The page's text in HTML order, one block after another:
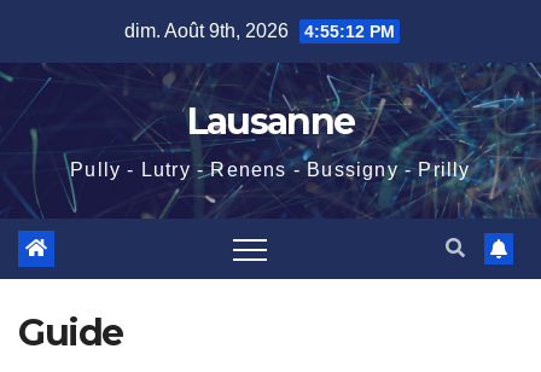
content
dim. Août 9th, 2026 4:55:13 PM
Lausanne
Pully - Lutry - Renens - Bussigny - Prilly
Guide